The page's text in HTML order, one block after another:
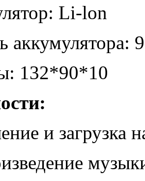
Li-lon
аккумулятора:
132*90*10
и загрузка